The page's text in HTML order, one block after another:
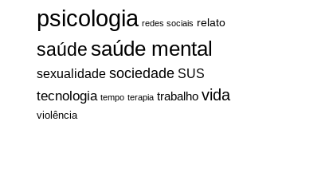
psicologia redes sociais relato
saúdesaúde mental
sexualidade sociedade SUS
tecnologia tempo terapia trabalho vida
violência